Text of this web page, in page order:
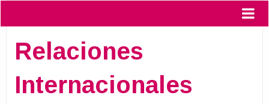
Relaciones
Internacionales